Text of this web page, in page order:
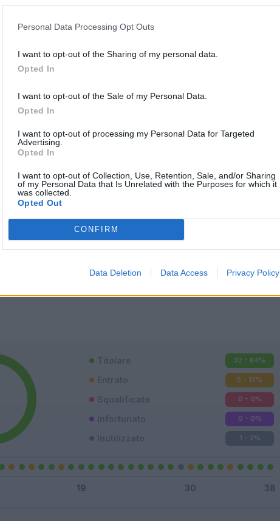
Personal Data Processing Opt Outs
I want to opt-out of the Sharing of my personal data.
Opted In
I want to opt-out of the Sale of my Personal Data.
Opted In
I want to opt-out of processing my Personal Data for Targeted
Advertising.
Opted In
I want to opt-out of Collection, Use, Retention, Sale, and/or Sharing
of my Personal Data that Is Unrelated with the Purposes for which it
was collected.
Opted Out
CONFIRM
Data Deletion Data Access Privacy Policy
Bonus Malus Presenze a voto
Mantra
Titolare 32 - 84%
Entrato 5 - 13%
Squalificato 0 - 0%
0 - 0%
1 - 2%